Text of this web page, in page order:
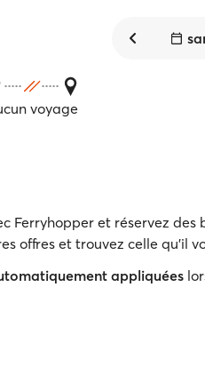
voyage
Ferryhopper et réservez des
offres et trouvez celle qu'il
appliquées